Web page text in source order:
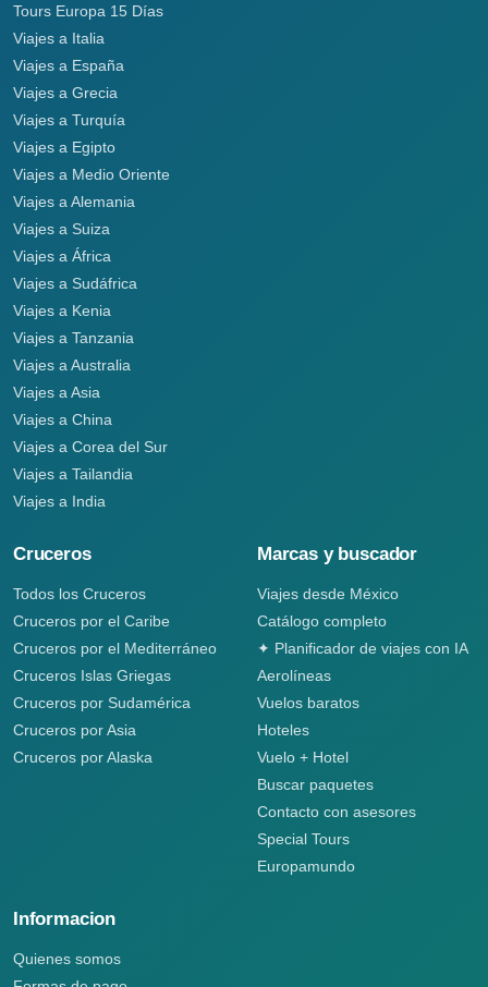
Tours Europa 15 Días
Viajes a Italia
Viajes a España
Viajes a Grecia
Viajes a Turquía
Viajes a Egipto
Viajes a Medio Oriente
Viajes a Alemania
Viajes a Suiza
Viajes a África
Viajes a Sudáfrica
Viajes a Kenia
Viajes a Tanzania
Viajes a Australia
Viajes a Asia
Viajes a China
Viajes a Corea del Sur
Viajes a Tailandia
Viajes a India
Cruceros
Todos los Cruceros
Cruceros por el Caribe
Cruceros por el Mediterráneo
Cruceros Islas Griegas
Cruceros por Sudamérica
Cruceros por Asia
Cruceros por Alaska
Marcas y buscador
Viajes desde México
Catálogo completo
✦ Planificador de viajes con IA
Aerolíneas
Vuelos baratos
Hoteles
Vuelo + Hotel
Buscar paquetes
Contacto con asesores
Special Tours
Europamundo
Informacion
Quienes somos